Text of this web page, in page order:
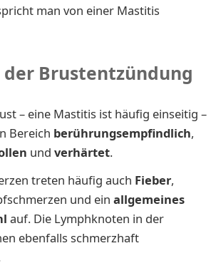
man von einer Mastitis
der Brustentzündung
– eine Mastitis ist häufig einseitig –
Bereich berührungsempfindlich,
und verhärtet.
treten häufig auch Fieber,
und ein allgemeines
auf. Die Lymphknoten in der
ebenfalls schmerzhaft